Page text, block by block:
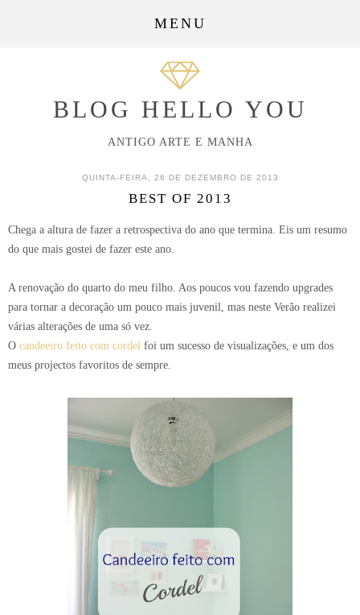
MENU
BLOG HELLO YOU
ANTIGO ARTE E MANHA
QUINTA-FEIRA, 26 DE DEZEMBRO DE 2013
BEST OF 2013
Chega a altura de fazer a retrospectiva do ano que termina. Eis um resumo
do que mais gostei de fazer este ano.
A renovação do quarto do meu filho. Aos poucos vou fazendo upgrades
para tornar a decoração um pouco mais juvenil, mas neste Verão realizei
várias alterações de uma só vez.
O candeeiro feito com cordel foi um sucesso de visualizações, e um dos
meus projectos favoritos de sempre.